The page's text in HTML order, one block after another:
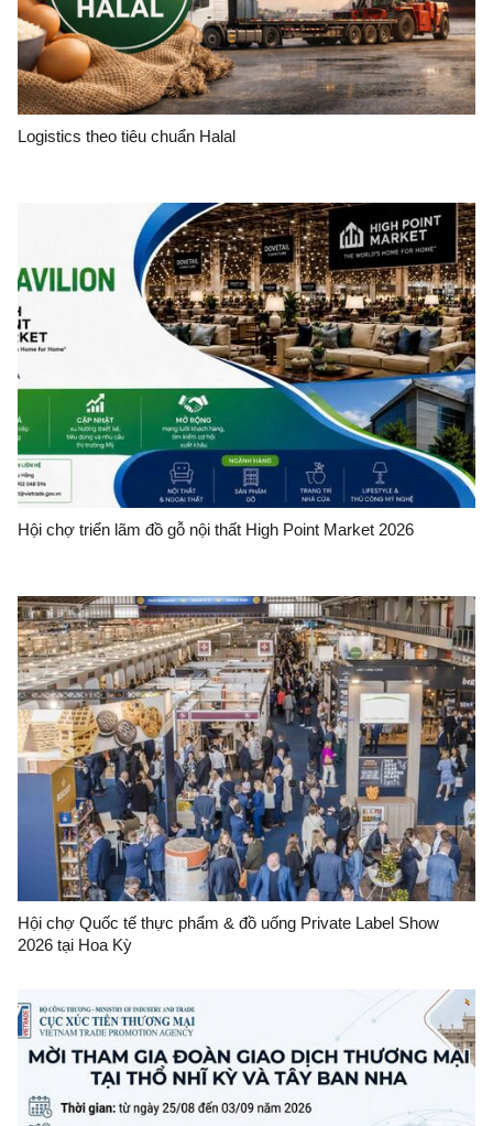
Logistics theo tiêu chuẩn Halal
Hội chợ triển lãm đồ gỗ nội thất High Point Market 2026
Hội chợ Quốc tế thực phẩm & đồ uống Private Label Show
2026 tại Hoa Kỳ